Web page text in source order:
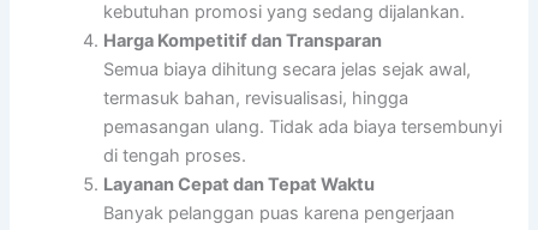
kebutuhan promosi yang sedang dijalankan.
Harga Kompetitif dan Transparan
Semua biaya dihitung secara jelas sejak awal,
termasuk bahan, revisualisasi, hingga
pemasangan ulang. Tidak ada biaya tersembunyi
di tengah proses.
Layanan Cepat dan Tepat Waktu
Banyak pelanggan puas karena pengerjaan